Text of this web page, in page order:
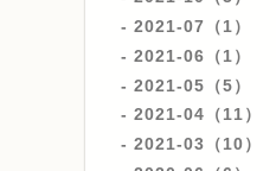
2021-07（1）
2021-06（1）
2021-05（5）
2021-04（11）
2021-03（10）